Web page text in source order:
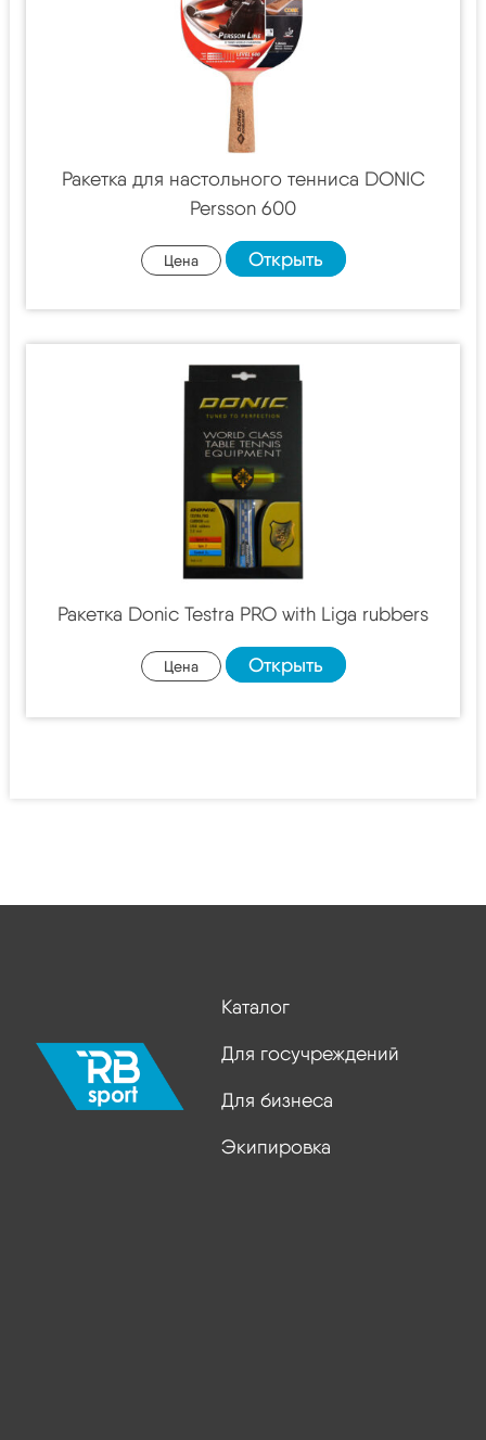
Ракетка для настольного тенниса DONIC
Persson 600
Цена Открыть
Ракетка Donic Testra PRO with Liga rubbers
Цена Открыть
Каталог
Для госучреждений
Для бизнеса
Экипировка